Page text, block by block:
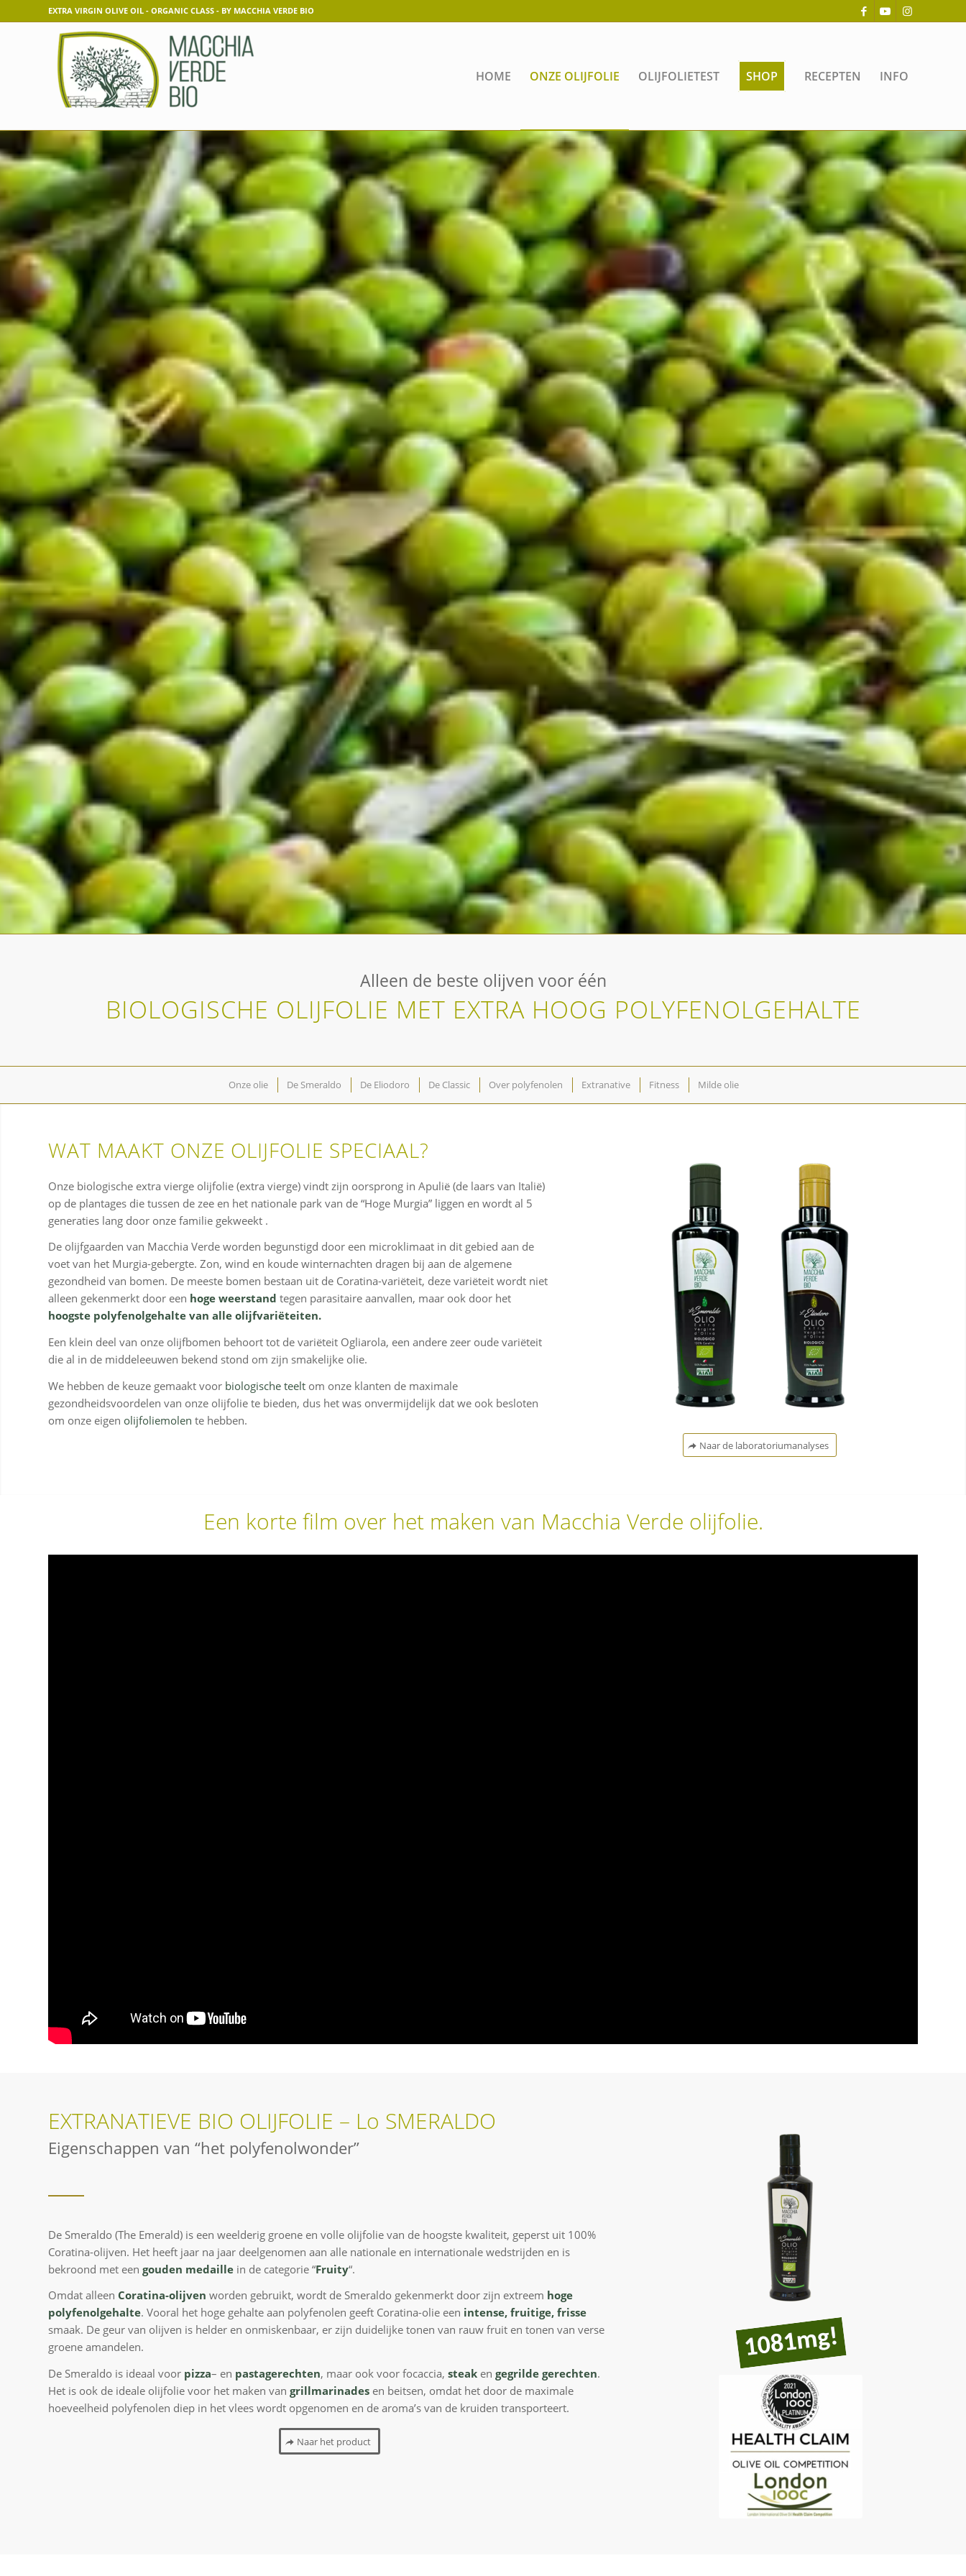
EXTRA VIRGIN OLIVE OIL - ORGANIC CLASS - BY MACCHIA VERDE BIO
HOME ONZE OLIJFOLIE OLIJFOLIETEST SHOP RECEPTEN INFO
Alleen de beste olijven voor één
BIOLOGISCHE OLIJFOLIE MET EXTRA HOOG POLYFENOLGEHALTE
Onze olie De Smeraldo De Eliodoro De Classic Over polyfenolen Extranative Fitness Milde olie
WAT MAAKT ONZE OLIJFOLIE SPECIAAL?
Onze biologische extra vierge olijfolie (extra vierge) vindt zijn oorsprong in Apulië (de laars van Italië)
op de plantages die tussen de zee en het nationale park van de “Hoge Murgia” liggen en wordt al 5
generaties lang door onze familie gekweekt .
De olijfgaarden van Macchia Verde worden begunstigd door een microklimaat in dit gebied aan de
voet van het Murgia-gebergte. Zon, wind en koude winternachten dragen bij aan de algemene
gezondheid van bomen. De meeste bomen bestaan ​​uit de Coratina-variëteit, deze variëteit wordt niet
alleen gekenmerkt door een hoge weerstand tegen parasitaire aanvallen, maar ook door het
hoogste polyfenolgehalte van alle olijfvariëteiten.
Een klein deel van onze olijfbomen behoort tot de variëteit Ogliarola, een andere zeer oude variëteit
die al in de middeleeuwen bekend stond om zijn smakelijke olie.
We hebben de keuze gemaakt voor biologische teelt om onze klanten de maximale
gezondheidsvoordelen van onze olijfolie te bieden, dus het was onvermijdelijk dat we ook besloten
om onze eigen olijfoliemolen te hebben.
Naar de laboratoriumanalyses
Een korte film over het maken van Macchia Verde olijfolie.
EXTRANATIEVE BIO OLIJFOLIE – Lo SMERALDO
Eigenschappen van “het polyfenolwonder”
De Smeraldo (The Emerald) is een weelderig groene en volle olijfolie van de hoogste kwaliteit, geperst uit 100%
Coratina-olijven. Het heeft jaar na jaar deelgenomen aan alle nationale en internationale wedstrijden en is
bekroond met een gouden medaille in de categorie “Fruity“.
Omdat alleen Coratina-olijven worden gebruikt, wordt de Smeraldo gekenmerkt door zijn extreem hoge
polyfenolgehalte. Vooral het hoge gehalte aan polyfenolen geeft Coratina-olie een intense, fruitige, frisse
smaak. De geur van olijven is helder en onmiskenbaar, er zijn duidelijke tonen van rauw fruit en tonen van verse
groene amandelen.
De Smeraldo is ideaal voor pizza– en pastagerechten, maar ook voor focaccia, steak en gegrilde gerechten.
Het is ook de ideale olijfolie voor het maken van grillmarinades en beitsen, omdat het door de maximale
hoeveelheid polyfenolen diep in het vlees wordt opgenomen en de aroma’s van de kruiden transporteert.
Naar het product